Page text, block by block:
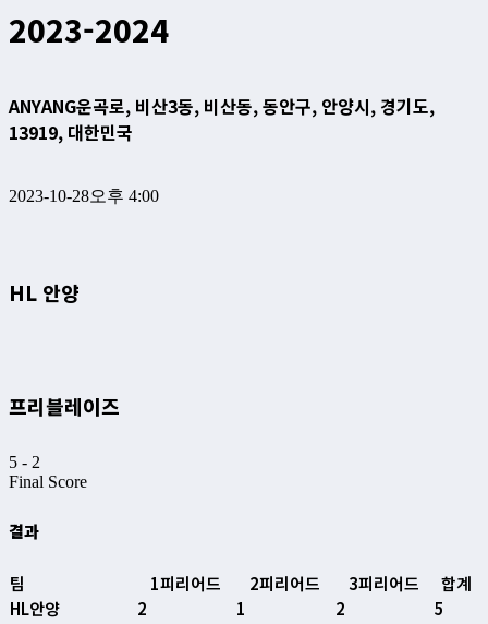
2023-2024
ANYANG운곡로, 비산3동, 비산동, 동안구, 안양시, 경기도,
13919, 대한민국
2023-10-28오후 4:00
HL 안양
프리블레이즈
5 - 2
Final Score
결과
팀 1피리어드 2피리어드 3피리어드
합계
HL안양
2 1 2
5